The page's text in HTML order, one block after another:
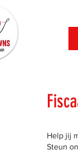
Help jij
Steun